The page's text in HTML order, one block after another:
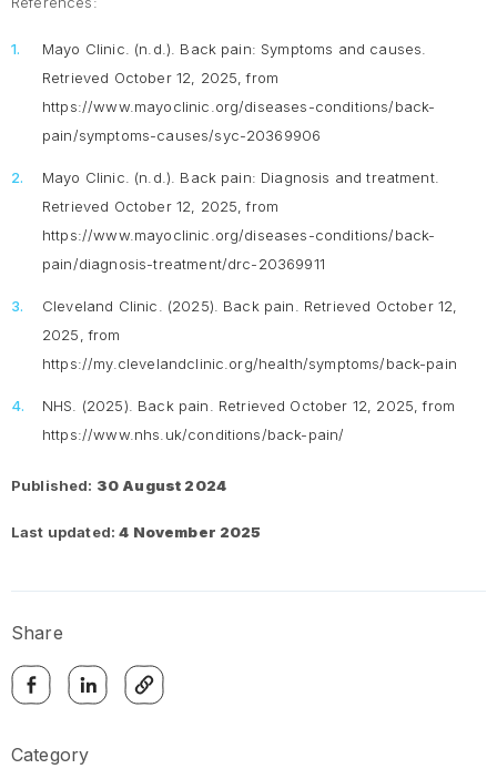
Mayo Clinic. (n.d.). Back pain: Symptoms and causes.
Retrieved October 12, 2025, from
https://www.mayoclinic.org/diseases-conditions/back-
pain/symptoms-causes/syc-20369906
Mayo Clinic. (n.d.). Back pain: Diagnosis and treatment.
Retrieved October 12, 2025, from
https://www.mayoclinic.org/diseases-conditions/back-
pain/diagnosis-treatment/drc-20369911
Cleveland Clinic. (2025). Back pain. Retrieved October 12,
2025, from
https://my.clevelandclinic.org/health/symptoms/back-pain
NHS. (2025). Back pain. Retrieved October 12, 2025, from
https://www.nhs.uk/conditions/back-pain/
Published: 30 August 2024
Last updated: 4 November 2025
Share
Category